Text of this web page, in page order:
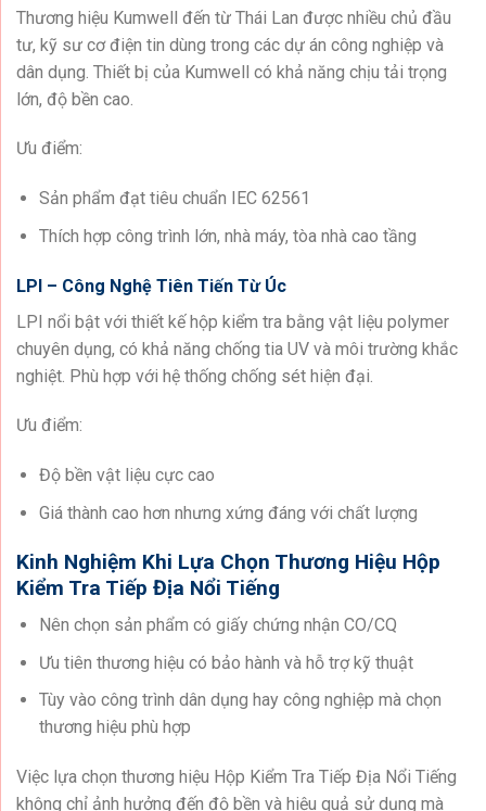
Thương hiệu Kumwell đến từ Thái Lan được nhiều chủ đầu
tư, kỹ sư cơ điện tin dùng trong các dự án công nghiệp và
dân dụng. Thiết bị của Kumwell có khả năng chịu tải trọng
lớn, độ bền cao.
Ưu điểm:
Sản phẩm đạt tiêu chuẩn IEC 62561
Thích hợp công trình lớn, nhà máy, tòa nhà cao tầng
LPI – Công Nghệ Tiên Tiến Từ Úc
LPI nổi bật với thiết kế hộp kiểm tra bằng vật liệu polymer
chuyên dụng, có khả năng chống tia UV và môi trường khắc
nghiệt. Phù hợp với hệ thống chống sét hiện đại.
Ưu điểm:
Độ bền vật liệu cực cao
Giá thành cao hơn nhưng xứng đáng với chất lượng
Kinh Nghiệm Khi Lựa Chọn Thương Hiệu Hộp
Kiểm Tra Tiếp Địa Nổi Tiếng
Nên chọn sản phẩm có giấy chứng nhận CO/CQ
Ưu tiên thương hiệu có bảo hành và hỗ trợ kỹ thuật
Tùy vào công trình dân dụng hay công nghiệp mà chọn
thương hiệu phù hợp
Việc lựa chọn thương hiệu Hộp Kiểm Tra Tiếp Địa Nổi Tiếng
không chỉ ảnh hưởng đến độ bền và hiệu quả sử dụng mà